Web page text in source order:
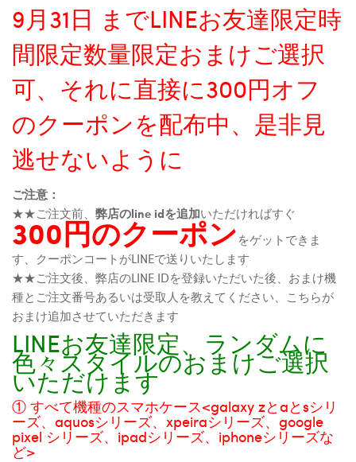
9月31日 までLINEお友達限定時
間限定数量限定おまけご選択
可、それに直接に300円オフ
のクーポンを配布中、是非見
逃せないように
ご注意：
★★ご注文前、 弊店のline idを追加いただければすぐ
300円のクーポンをゲットできま
す、クーポンコートがLINEで送りいたします
★★ご注文後、弊店のLINE IDを登録いただいた後、おまけ機
種とご注文番号あるいは受取人を教えてください、こちらが
おまけ追加させていただきます
LINEお友達限定、ランダムに
色々スタイルのおまけご選択
いただけます
① すべて機種のスマホケース<galaxy zとaとsシリ
ーズ、aquosシリーズ、xpeiraシリーズ、google
pixel シリーズ、ipadシリーズ、iphoneシリーズな
ど>